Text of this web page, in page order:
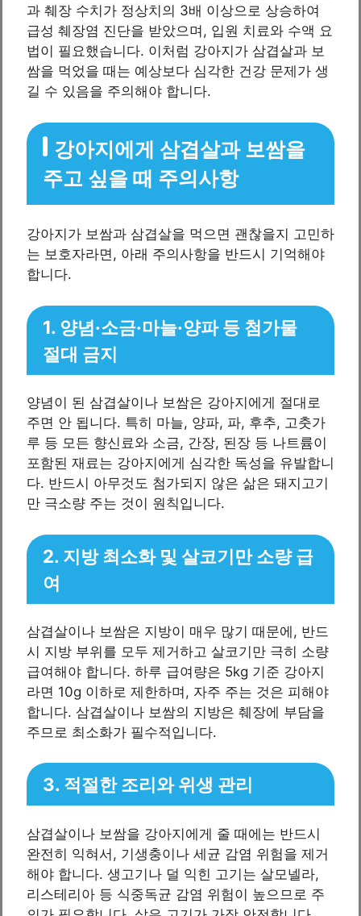
과 췌장 수치가 정상치의 3배 이상으로 상승하여
급성 췌장염 진단을 받았으며, 입원 치료와 수액 요
법이 필요했습니다. 이처럼 강아지가 삼겹살과 보
쌈을 먹었을 때는 예상보다 심각한 건강 문제가 생
길 수 있음을 주의해야 합니다.
강아지에게 삼겹살과 보쌈을
주고 싶을 때 주의사항
강아지가 보쌈과 삼겹살을 먹으면 괜찮을지 고민하
는 보호자라면, 아래 주의사항을 반드시 기억해야
합니다.
1. 양념·소금·마늘·양파 등 첨가물
절대 금지
양념이 된 삼겹살이나 보쌈은 강아지에게 절대로
주면 안 됩니다. 특히 마늘, 양파, 파, 후추, 고춧가
루 등 모든 향신료와 소금, 간장, 된장 등 나트륨이
포함된 재료는 강아지에게 심각한 독성을 유발합니
다. 반드시 아무것도 첨가되지 않은 삶은 돼지고기
만 극소량 주는 것이 원칙입니다.
2. 지방 최소화 및 살코기만 소량 급
여
삼겹살이나 보쌈은 지방이 매우 많기 때문에, 반드
시 지방 부위를 모두 제거하고 살코기만 극히 소량
급여해야 합니다. 하루 급여량은 5kg 기준 강아지
라면 10g 이하로 제한하며, 자주 주는 것은 피해야
합니다. 삼겹살이나 보쌈의 지방은 췌장에 부담을
주므로 최소화가 필수적입니다.
3. 적절한 조리와 위생 관리
삼겹살이나 보쌈을 강아지에게 줄 때에는 반드시
완전히 익혀서, 기생충이나 세균 감염 위험을 제거
해야 합니다. 생고기나 덜 익힌 고기는 살모넬라,
리스테리아 등 식중독균 감염 위험이 높으므로 주